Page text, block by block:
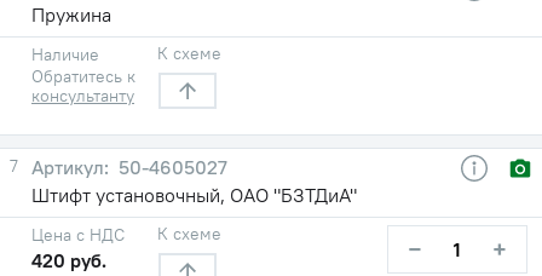
Пружина
Наличие
Обратитесь к
консультанту
К схеме
7
50-4605027
Штифт установочный, ОАО "БЗТДиА"
Цена с НДС
420 руб.
К схеме − +